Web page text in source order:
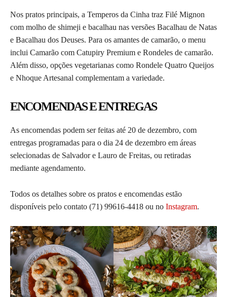
Nos pratos principais, a Temperos da Cinha traz Filé Mignon
com molho de shimeji e bacalhau nas versões Bacalhau de Natas
e Bacalhau dos Deuses. Para os amantes de camarão, o menu
inclui Camarão com Catupiry Premium e Rondeles de camarão.
Além disso, opções vegetarianas como Rondele Quatro Queijos
e Nhoque Artesanal complementam a variedade.
ENCOMENDAS E ENTREGAS
As encomendas podem ser feitas até 20 de dezembro, com
entregas programadas para o dia 24 de dezembro em áreas
selecionadas de Salvador e Lauro de Freitas, ou retiradas
mediante agendamento.
Todos os detalhes sobre os pratos e encomendas estão
disponíveis pelo contato (71) 99616-4418 ou no Instagram.